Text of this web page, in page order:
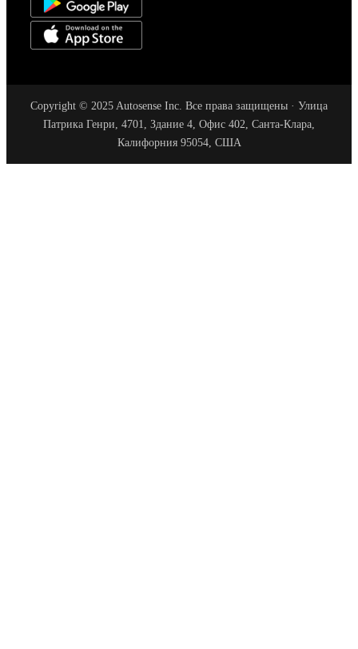
Copyright © 2025 Autosense Inc. Все права защищены · Улица
Патрика Генри, 4701, Здание 4, Офис 402, Санта-Клара,
Калифорния 95054, США